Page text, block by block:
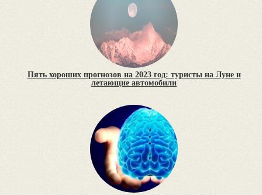
Пять хороших прогнозов на 2023 год: туристы на Луне и
летающие автомобили